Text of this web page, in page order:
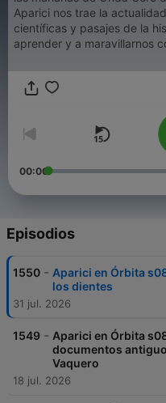
Aparici nos trae la
científicas y pasajes de la
aprender y a maravillarnos
que siempre esconde
está conducida por Carlos
las 12:00 (hora de la
resto de contenido de Más
app de Onda Cero y en su
00:00
Episodios
1550 - Aparici en Órbita
los dientes
31 jul. 2026
1549 - Aparici en Órbita
documentos
Vaquero
18 jul. 2026